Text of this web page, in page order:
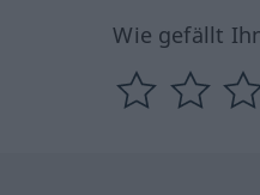
Wie gefällt